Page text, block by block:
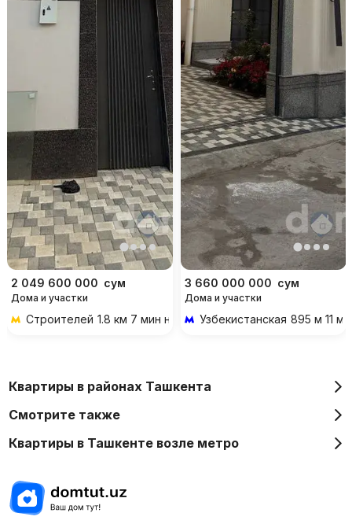
2 049 600 000 сум
Дома и участки
Строителей 1.8 км 7 мин на транспорте
3 660 000 000 сум
Дома и участки
Узбекистанская 895 м 11
Квартиры в районах Ташкента
Смотрите также
Квартиры в Ташкенте возле метро